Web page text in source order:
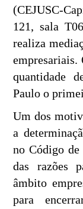
(CEJUSC-
121, sala
realiza
empresariais.
quantidade
Paulo o
Um dos
a
no Código
das razões
âmbito
para